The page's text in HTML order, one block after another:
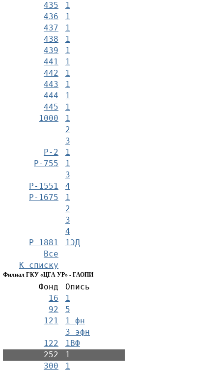
435
1
436
1
437
1
438
1
439
1
441
1
442
1
443
1
444
1
445
1
1000
1
2
3
Р-2
1
Р-755
1
3
Р-1551
4
Р-1675
1
2
3
4
Р-1881
1ЭД
Все
К списку
Филиал ГКУ «ЦГА УР» - ГАОПИ
Фонд
Опись
16
1
92
5
121
1 фн
3 эфн
122
1ВФ
252
1
300
1